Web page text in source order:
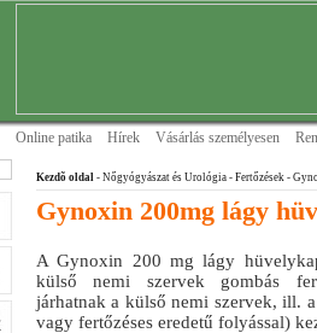
Online patika Hírek Vásárlás személyesen
Kezdõ oldal - Nőgyógyászat és Urológia - Fertőzések -
Gynoxin 200mg lágy
A Gynoxin 200 mg lágy
külső nemi szervek gombás
járhatnak a külső nemi szervek, ill.
vagy fertőzéses eredetű folyással)